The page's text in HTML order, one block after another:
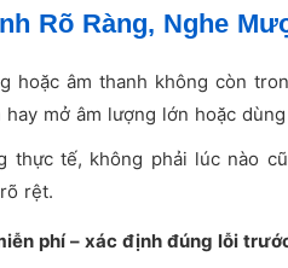
Rõ Ràng, Nghe
hoặc âm thanh không còn
mở âm lượng lớn hoặc
thực tế, không phải lúc nào
rệt.
phí – xác định đúng lỗi